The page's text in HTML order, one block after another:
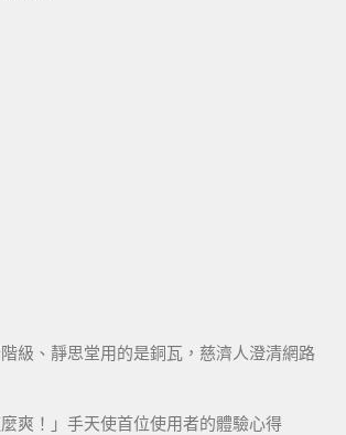
級、靜思堂用的是銅瓦，慈濟人澄清網路
麼爽！」手天使首位使用者的體驗心得